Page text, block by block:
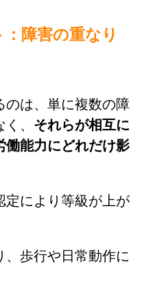
障害の重なり
のは、単に複数の障
、 それらが相互に
働能力にどれだけ影
定により等級が上が
、歩行や日常動作に